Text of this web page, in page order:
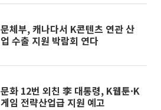
문체부, 캐나다서 K콘텐츠 연관 산
업 수출 지원 박람회 연다
문화 12번 외친 李 대통령, K웹툰·K
게임 전략산업급 지원 예고